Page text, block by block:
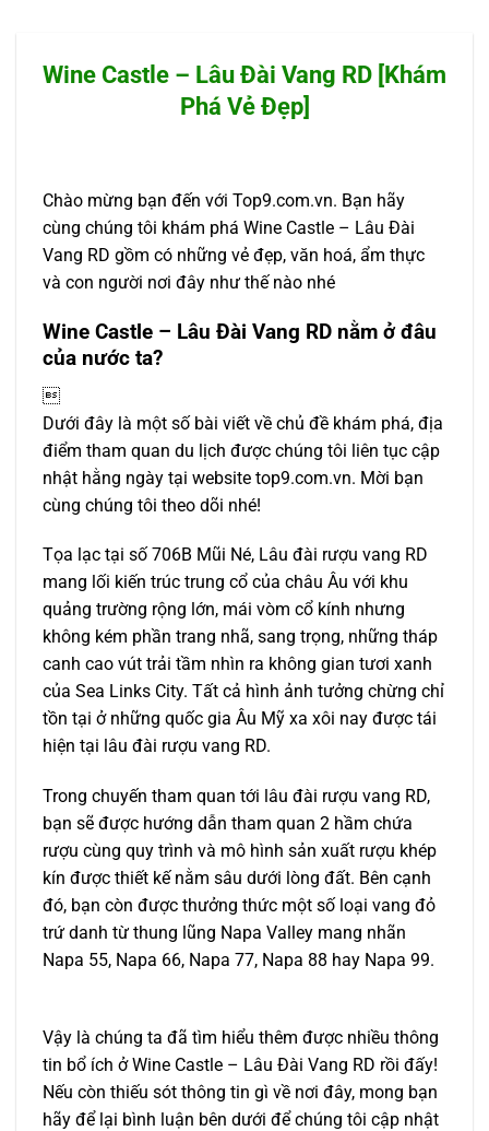
Wine Castle – Lâu Đài Vang RD [Khám
Phá Vẻ Đẹp]
Chào mừng bạn đến với Top9.com.vn. Bạn hãy
cùng chúng tôi khám phá Wine Castle – Lâu Đài
Vang RD gồm có những vẻ đẹp, văn hoá, ẩm thực
và con người nơi đây như thế nào nhé
Wine Castle – Lâu Đài Vang RD nằm ở đâu
của nước ta?

Dưới đây là một số bài viết về chủ đề khám phá, địa
điểm tham quan du lịch được chúng tôi liên tục cập
nhật hằng ngày tại website top9.com.vn. Mời bạn
cùng chúng tôi theo dõi nhé!
Tọa lạc tại số 706B Mũi Né, Lâu đài rượu vang RD
mang lối kiến trúc trung cổ của châu Âu với khu
quảng trường rộng lớn, mái vòm cổ kính nhưng
không kém phần trang nhã, sang trọng, những tháp
canh cao vút trải tầm nhìn ra không gian tươi xanh
của Sea Links City. Tất cả hình ảnh tưởng chừng chỉ
tồn tại ở những quốc gia Âu Mỹ xa xôi nay được tái
hiện tại lâu đài rượu vang RD.
Trong chuyến tham quan tới lâu đài rượu vang RD,
bạn sẽ được hướng dẫn tham quan 2 hầm chứa
rượu cùng quy trình và mô hình sản xuất rượu khép
kín được thiết kế nằm sâu dưới lòng đất. Bên cạnh
đó, bạn còn được thưởng thức một số loại vang đỏ
trứ danh từ thung lũng Napa Valley mang nhãn
Napa 55, Napa 66, Napa 77, Napa 88 hay Napa 99.
Vậy là chúng ta đã tìm hiểu thêm được nhiều thông
tin bổ ích ở Wine Castle – Lâu Đài Vang RD rồi đấy!
Nếu còn thiếu sót thông tin gì về nơi đây, mong bạn
hãy để lại bình luận bên dưới để chúng tôi cập nhật